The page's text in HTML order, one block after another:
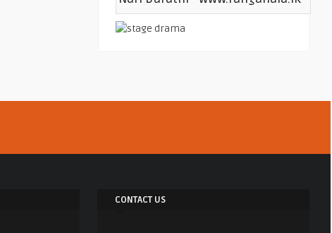
CONTACT US